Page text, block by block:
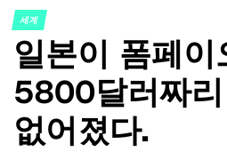
POSTED
IN
세계
일본이 폼페
5800달러짜
없어졌다.